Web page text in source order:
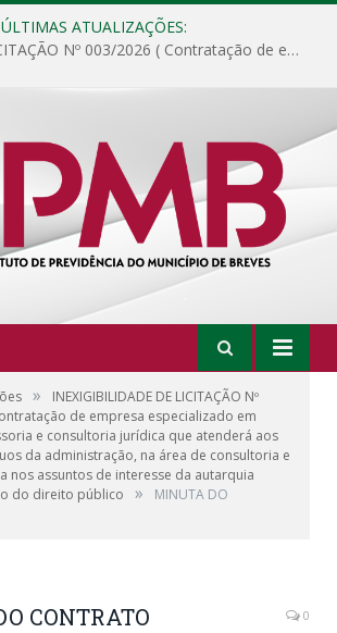
ÚLTIMAS ATUALIZAÇÕES:
DISPENSA DE LICITAÇÃO Nº 003/2026 ( Contratação de empresa para fornecimento de gêneros alimentícios não perecíveis, materiais de expediente, descartáveis, copa e cozinha, para análise e posterior publicação.)
»
INEXIGIBILIDADE DE LICITAÇÃO Nº
de empresa especializado em
e consultoria jurídica que atenderá aos
da administração, na área de consultoria e
nos assuntos de interesse da autarquia
do direito público
»
MINUTA DO
CONTRATO 0